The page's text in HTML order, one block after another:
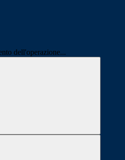
dell'operazione...